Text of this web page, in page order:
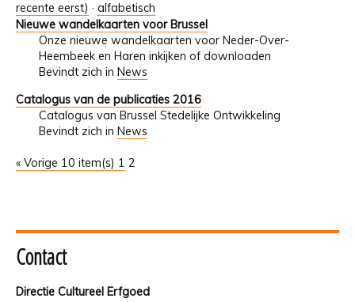
recente eerst) · alfabetisch
Nieuwe wandelkaarten voor Brussel
Onze nieuwe wandelkaarten voor Neder-Over-
Heembeek en Haren inkijken of downloaden
Bevindt zich in News
Catalogus van de publicaties 2016
Catalogus van Brussel Stedelijke Ontwikkeling
Bevindt zich in News
« Vorige 10 item(s) 1 2
Contact
Directie Cultureel Erfgoed